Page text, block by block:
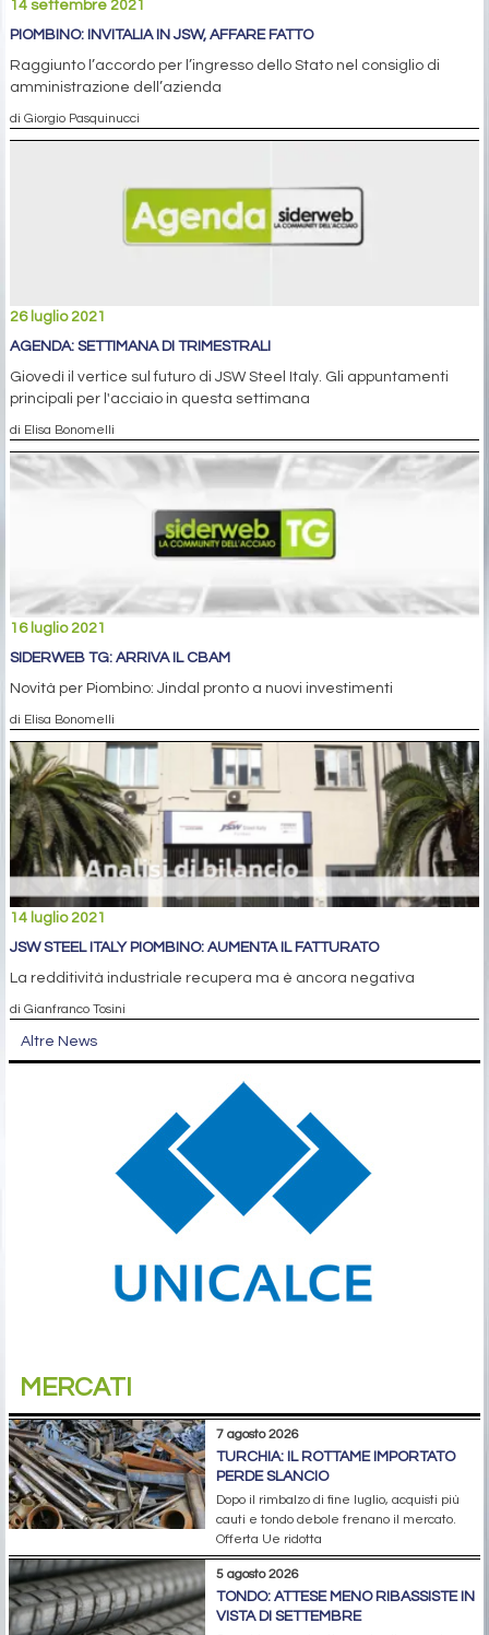
14 settembre 2021
PIOMBINO: INVITALIA IN JSW, AFFARE FATTO
Raggiunto l’accordo per l’ingresso dello Stato nel consiglio di
amministrazione dell’azienda
di Giorgio Pasquinucci
26 luglio 2021
AGENDA: SETTIMANA DI TRIMESTRALI
Giovedì il vertice sul futuro di JSW Steel Italy. Gli appuntamenti
principali per l'acciaio in questa settimana
di Elisa Bonomelli
16 luglio 2021
SIDERWEB TG: ARRIVA IL CBAM
Novità per Piombino: Jindal pronto a nuovi investimenti
di Elisa Bonomelli
14 luglio 2021
JSW STEEL ITALY PIOMBINO: AUMENTA IL FATTURATO
La redditività industriale recupera ma è ancora negativa
di Gianfranco Tosini
Altre News
MERCATI
7 agosto 2026
TURCHIA: IL ROTTAME IMPORTATO
PERDE SLANCIO
Dopo il rimbalzo di fine luglio, acquisti più
cauti e tondo debole frenano il mercato.
Offerta Ue ridotta
5 agosto 2026
TONDO: ATTESE MENO RIBASSISTE IN
VISTA DI SETTEMBRE